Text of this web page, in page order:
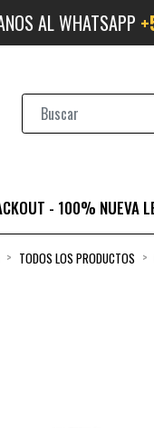
AL WHATSAPP
- 100% NUEVA
TODOS LOS PRODUCTOS